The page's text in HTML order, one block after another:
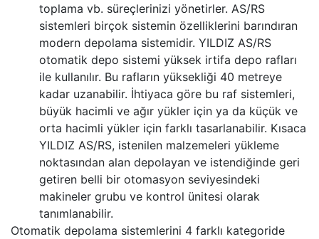
toplama vb. süreçlerinizi yönetirler. AS/RS
sistemleri birçok sistemin özelliklerini barındıran
modern depolama sistemidir. YILDIZ AS/RS
otomatik depo sistemi yüksek irtifa depo rafları
ile kullanılır. Bu rafların yüksekliği 40 metreye
kadar uzanabilir. İhtiyaca göre bu raf sistemleri,
büyük hacimli ve ağır yükler için ya da küçük ve
orta hacimli yükler için farklı tasarlanabilir. Kısaca
YILDIZ AS/RS, istenilen malzemeleri yükleme
noktasından alan depolayan ve istendiğinde geri
getiren belli bir otomasyon seviyesindeki
makineler grubu ve kontrol ünitesi olarak
tanımlanabilir.
Otomatik depolama sistemlerini 4 farklı kategoride